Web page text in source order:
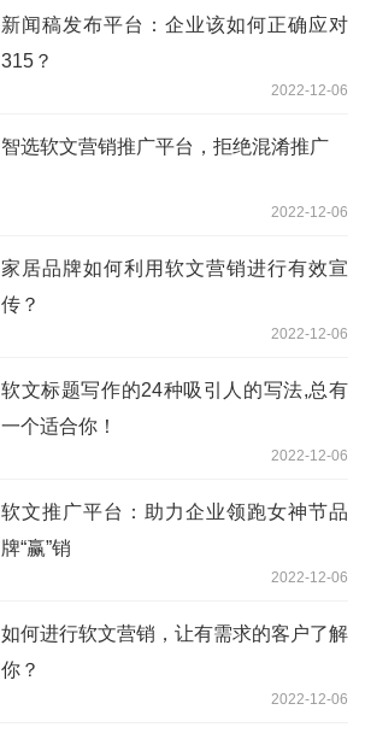
新闻稿发布平台：企业该如何正确应对
315？
2022-12-06
智选软文营销推广平台，拒绝混淆推广
2022-12-06
家居品牌如何利用软文营销进行有效宣
传？
2022-12-06
软文标题写作的24种吸引人的写法,总有
一个适合你！
2022-12-06
软文推广平台：助力企业领跑女神节品
牌“赢”销
2022-12-06
如何进行软文营销，让有需求的客户了解
你？
2022-12-06